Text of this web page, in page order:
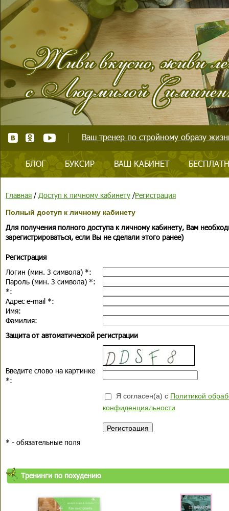
Ваш тренер по стройному образу
БЛОГ БУКСИР ВАШ КАБИНЕТ
Главная / Доступ к личному кабинету /Регистрация
Полный доступ к личному кабинету
Для получения полного доступа к личному кабинету, Вам
зарегистрироваться, если Вы не сделали этого ранее)
Регистрация
Логин (мин. 3 символа) *:
Пароль (мин. 3 символа) *:
*:
Адрес e-mail *:
Имя:
Фамилия:
Защита от автоматической регистрации
Введите слово на картинке
*:
Я согласен(а) с Политикой
конфиденциальности
* - обязательные поля
Тренинги по похудению